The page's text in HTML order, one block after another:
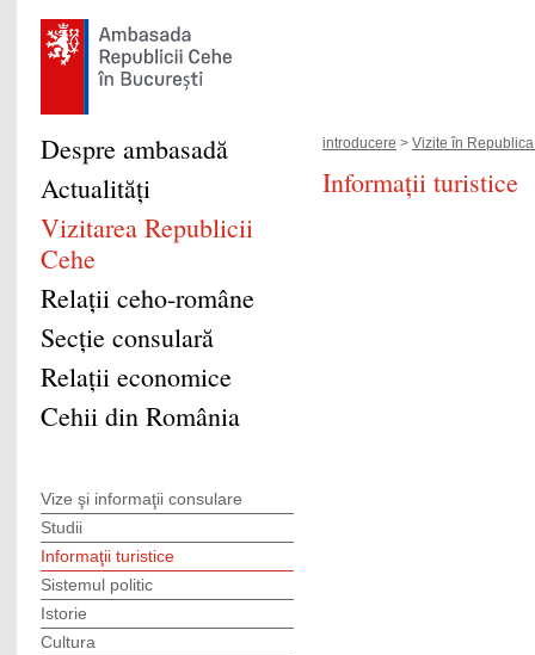
introducere > Vizite în
Informaţii turistice
Despre ambasadă
Actualităţi
Vizitarea Republicii
Cehe
Relaţii ceho-române
Secţie consulară
Relaţii economice
Cehii din România
Vize şi informaţii consulare
Studii
Informaţii turistice
Sistemul politic
Istorie
Cultura